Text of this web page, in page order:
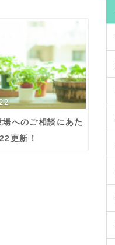
場へのご相談にあた
更新！